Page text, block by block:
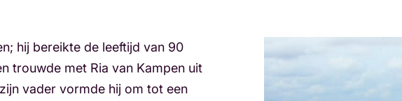
hij bereikte de leeftijd van 90
trouwde met Ria van Kampen uit
vader vormde hij om tot een